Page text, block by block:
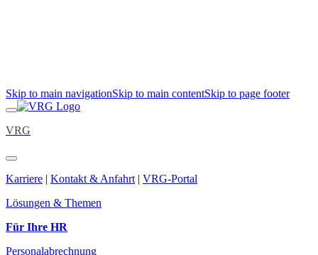
Skip to main navigationSkip to main contentSkip to page footer
VRG
Karriere | Kontakt & Anfahrt | VRG-Portal
Lösungen & Themen
Für Ihre HR
Personalabrechnung